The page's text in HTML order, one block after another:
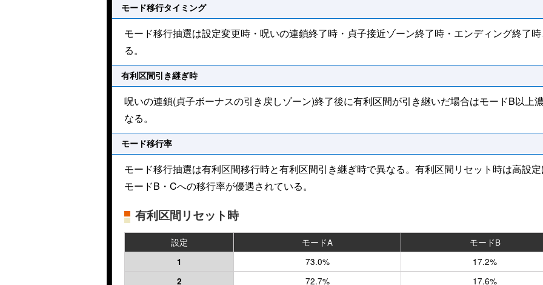
モード移行タイミング
モード移行抽選は設定変更時・呪いの連鎖終了時・貞子接近ゾーン終了時・エンディング終了
る。
有利区間引き継ぎ時
呪いの連鎖(貞子ボーナスの引き戻しゾーン)終了後に有利区間が引き継いだ場合はモードB以上
なる。
モード移行率
モード移行抽選は有利区間移行時と有利区間引き継ぎ時で異なる。有利区間リセット時は高設
モードB・Cへの移行率が優遇されている。
有利区間リセット時
設定 モードA モードB
1 73.0% 17.2%
2 72.7% 17.6%